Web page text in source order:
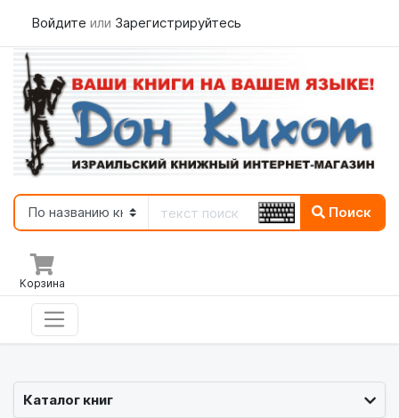
Войдите или Зарегистрируйтесь
Поиск
Корзина
Каталог книг